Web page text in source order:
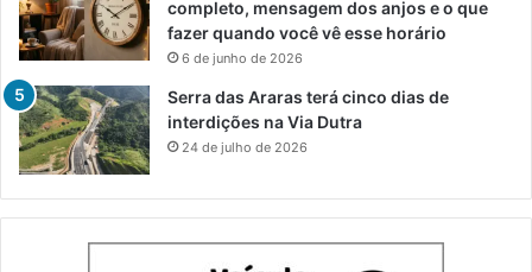
completo, mensagem dos anjos e o que
fazer quando você vê esse horário
6 de junho de 2026
Serra das Araras terá cinco dias de
interdições na Via Dutra
24 de julho de 2026